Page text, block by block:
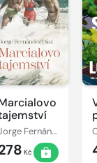
Jorge Fernández Díaz
Kč